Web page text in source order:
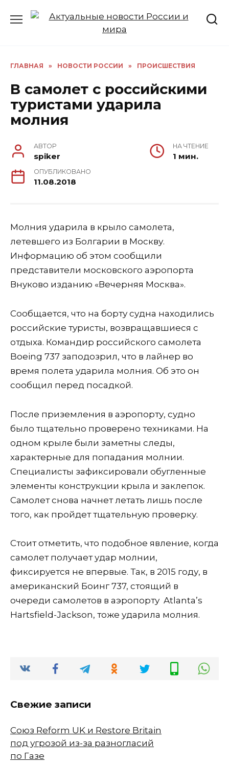
ГЛАВНАЯ » НОВОСТИ РОССИИ » ПРОИСШЕСТВИЯ
В самолет с российскими
туристами ударила
молния
АВТОР
spiker
НА ЧТЕНИЕ
1 мин.
ОПУБЛИКОВАНО
11.08.2018
Молния ударила в крыло самолета,
летевшего из Болгарии в Москву.
Информацию об этом сообщили
представители московского аэропорта
Внуково изданию «Вечерняя Москва».
Сообщается, что на борту судна находились
российские туристы, возвращавшиеся с
отдыха. Командир российского самолета
Boeing 737 заподозрил, что в лайнер во
время полета ударила молния. Об это он
сообщил перед посадкой.
После приземления в аэропорту, судно
было тщательно проверено техниками. На
одном крыле были заметны следы,
характерные для попадания молнии.
Специалисты зафиксировали обугленные
элементы конструкции крыла и заклепок.
Самолет снова начнет летать лишь после
того, как пройдет тщательную проверку.
Стоит отметить, что подобное явление, когда
самолет получает удар молнии,
фиксируется не впервые. Так, в 2015 году, в
американский Боинг 737, стоящий в
очереди самолетов в аэропорту Atlanta’s
Hartsfield-Jackson, тоже ударила молния.
Свежие записи
Союз Reform UK и Restore Britain
под угрозой из-за разногласий
по Газе